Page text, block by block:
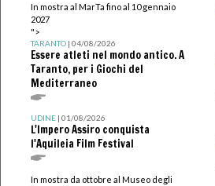
In mostra al MarTa fino al 10 gennaio
2027
">
TARANTO| 04/08/2026
Essere atleti nel mondo antico. A
Taranto, per i Giochi del
Mediterraneo
UDINE| 01/08/2026
L'Impero Assiro conquista
l'Aquileia Film Festival
In mostra da ottobre al Museo degli